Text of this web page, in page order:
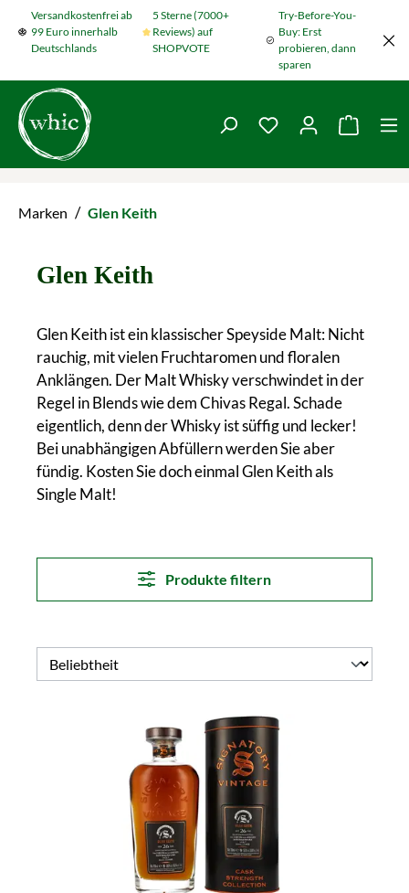
Zum Hauptinhalt springen
Versandkostenfrei ab
99 Euro innerhalb
Deutschlands
5 Sterne (7000+
Reviews) auf
SHOPVOTE
Try-Before-You-
Buy: Erst
probieren, dann
sparen
Du hast 0
Marken / Glen Keith
Glen Keith
Glen Keith ist ein klassischer Speyside Malt: Nicht
rauchig, mit vielen Fruchtaromen und floralen
Anklängen. Der Malt Whisky verschwindet in der
Regel in Blends wie dem Chivas Regal. Schade
eigentlich, denn der Whisky ist süffig und lecker!
Bei unabhängigen Abfüllern werden Sie aber
fündig. Kosten Sie doch einmal Glen Keith als
Single Malt!
Produkte filtern